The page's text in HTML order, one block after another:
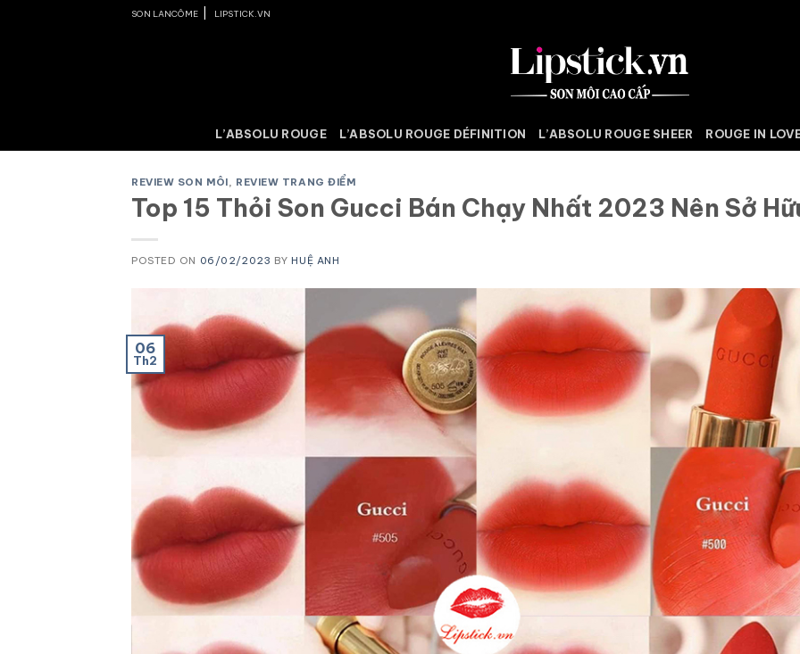
SON LANCÔME LIPSTICK.VN
L’ABSOLU ROUGE L’ABSOLU ROUGE DÉFINITION L’ABSOLU ROUGE SHEER ROUGE IN
REVIEW SON MÔI, REVIEW TRANG ĐIỂM
Top 15 Thỏi Son Gucci Bán Chạy Nhất 2023 Nên Sở
POSTED ON 06/02/2023 BYHUỆ ANH
06
Th2